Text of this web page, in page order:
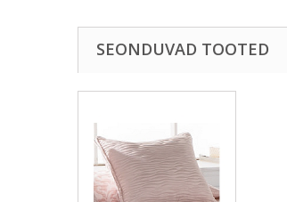
SEONDUVAD TOOTED